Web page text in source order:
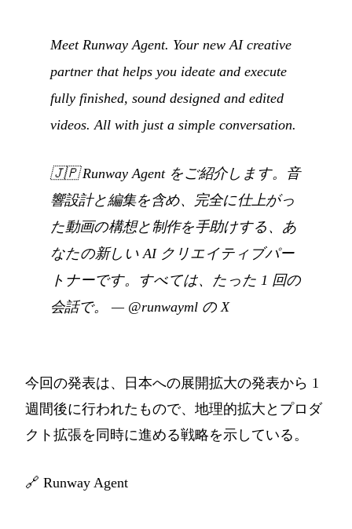
Meet Runway Agent. Your new AI creative
partner that helps you ideate and execute
fully finished, sound designed and edited
videos. All with just a simple conversation.
🇯🇵Runway Agent をご紹介します。音
響設計と編集を含め、完全に仕上がっ
た動画の構想と制作を手助けする、あ
なたの新しい AI クリエイティブパー
トナーです。すべては、たった 1 回の
会話で。
— @runwayml の X
今回の発表は、日本への展開拡大の発表から 1
週間後に行われたもので、地理的拡大とプロダ
クト拡張を同時に進める戦略を示している。
🔗 Runway Agent